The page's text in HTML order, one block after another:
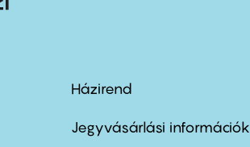
Footer
menu
Házirend
Jegyvásárlási információk